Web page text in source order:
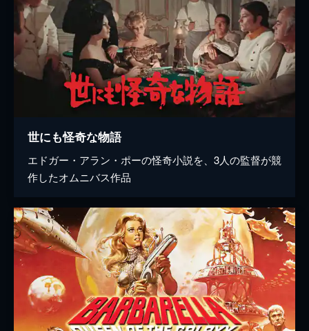
世にも怪奇な物語
エドガー・アラン・ポーの怪奇小説を、3人の監督が競
作したオムニバス作品